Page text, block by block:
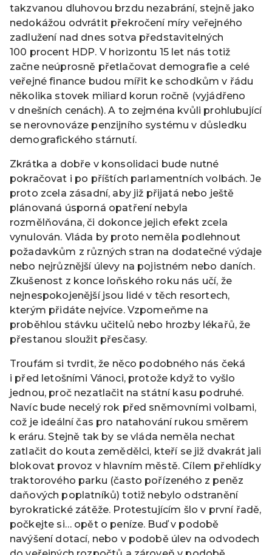
takzvanou dluhovou brzdu nezabrání, stejně jako
nedokážou odvrátit překročení míry veřejného
zadlužení nad dnes sotva představitelných
100 procent HDP. V horizontu 15 let nás totiž
začne neúprosně přetlačovat demografie a celé
veřejné finance budou mířit ke schodkům v řádu
několika stovek miliard korun ročně (vyjádřeno
v dnešních cenách). A to zejména kvůli prohlubující
se nerovnováze penzijního systému v důsledku
demografického stárnutí.
Zkrátka a dobře v konsolidaci bude nutné
pokračovat i po příštích parlamentních volbách. Je
proto zcela zásadní, aby již přijatá nebo ještě
plánovaná úsporná opatření nebyla
rozmělňována, či dokonce jejich efekt zcela
vynulován. Vláda by proto neměla podlehnout
požadavkům z různých stran na dodatečné výdaje
nebo nejrůznější úlevy na pojistném nebo daních.
Zkušenost z konce loňského roku nás učí, že
nejnespokojenější jsou lidé v těch resortech,
kterým přidáte nejvíce. Vzpomeňme na
proběhlou stávku učitelů nebo hrozby lékařů, že
přestanou sloužit přesčasy.
Troufám si tvrdit, že něco podobného nás čeká
i před letošními Vánoci, protože když to vyšlo
jednou, proč nezatlačit na státní kasu podruhé.
Navíc bude necelý rok před sněmovními volbami,
což je ideální čas pro natahování rukou směrem
k eráru. Stejně tak by se vláda neměla nechat
zatlačit do kouta zemědělci, kteří se již dvakrát jali
blokovat provoz v hlavním městě. Cílem přehlídky
traktorového parku (často pořízeného z peněz
daňových poplatníků) totiž nebylo odstranění
byrokratické zátěže. Protestujícím šlo v první řadě,
počkejte si… opět o peníze. Buď v podobě
navýšení dotací, nebo v podobě úlev na odvodech